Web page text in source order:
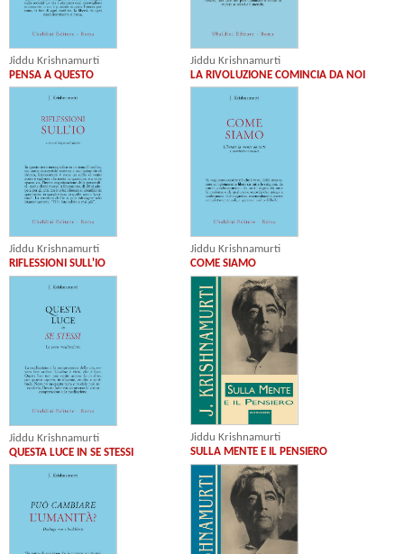
Jiddu Krishnamurti
PENSA A QUESTO
Jiddu Krishnamurti
LA RIVOLUZIONE COMINCIA DA NOI
Jiddu Krishnamurti
RIFLESSIONI SULL'IO
Jiddu Krishnamurti
COME SIAMO
Jiddu Krishnamurti
QUESTA LUCE IN SE STESSI
Jiddu Krishnamurti
SULLA MENTE E IL PENSIERO